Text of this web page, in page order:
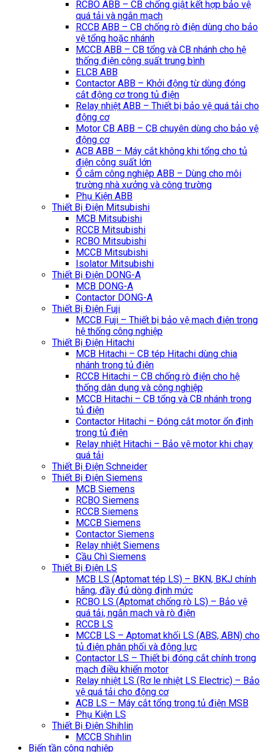
RCBO ABB – CB chống giật kết hợp bảo vệ
quá tải và ngắn mạch
RCCB ABB – CB chống rò điện dùng cho bảo
vệ tổng hoặc nhánh
MCCB ABB – CB tổng và CB nhánh cho hệ
thống điện công suất trung bình
ELCB ABB
Contactor ABB – Khởi động từ dùng đóng
cắt động cơ trong tủ điện
Relay nhiệt ABB – Thiết bị bảo vệ quá tải cho
động cơ
Motor CB ABB – CB chuyên dùng cho bảo vệ
động cơ
ACB ABB – Máy cắt không khi tổng cho tủ
điện công suất lớn
Ổ cắm công nghiệp ABB – Dùng cho môi
trường nhà xưởng và công trường
Phụ Kiện ABB
Thiết Bị Điện Mitsubishi
MCB Mitsubishi
RCCB Mitsubishi
RCBO Mitsubishi
MCCB Mitsubishi
Isolator Mitsubishi
Thiết Bị Điện DONG-A
MCB DONG-A
Contactor DONG-A
Thiết Bị Điện Fuji
MCCB Fuji – Thiết bị bảo vệ mạch điện trong
hệ thống công nghiệp
Thiết Bị Điện Hitachi
MCB Hitachi – CB tép Hitachi dùng chia
nhánh trong tủ điện
RCCB Hitachi – CB chống rò điện cho hệ
thống dân dụng và công nghiệp
MCCB Hitachi – CB tổng và CB nhánh trong
tủ điện
Contactor Hitachi – Đóng cắt motor ổn định
trong tủ điện
Relay nhiệt Hitachi – Bảo vệ motor khi chạy
quá tải
Thiết Bị Điện Schneider
Thiết Bị Điện Siemens
MCB Siemens
RCBO Siemens
RCCB Siemens
MCCB Siemens
Contactor Siemens
Relay nhiệt Siemens
Cầu Chì Siemens
Thiết Bị Điện LS
MCB LS (Aptomat tép LS) – BKN, BKJ chính
hãng, đầy đủ dòng định mức
RCBO LS (Aptomat chống rò LS) – Bảo vệ
quá tải, ngắn mạch và rò điện
RCCB LS
MCCB LS – Aptomat khối LS (ABS, ABN) cho
tủ điện phân phối và động lực
Contactor LS – Thiết bị đóng cắt chính trong
mạch điều khiển motor
Relay nhiệt LS (Rơ le nhiệt LS Electric) – Bảo
vệ quá tải cho động cơ
ACB LS – Máy cắt tổng trong tủ điện MSB
Phụ Kiện LS
Thiết Bị Điện Shihlin
MCCB Shihlin
Biến tần công nghiệp